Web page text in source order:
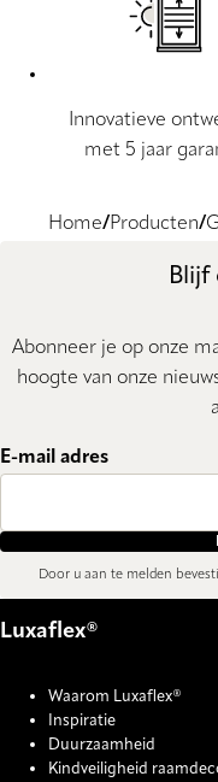
Innovatieve
met 5 jaar
Home Producten
Blijf
Abonneer je op onze
hoogte van onze
E-mail adres
Door u aan te melden
Luxaflex®
Waarom Luxaflex®
Inspiratie
Duurzaamheid
Kindveiligheid